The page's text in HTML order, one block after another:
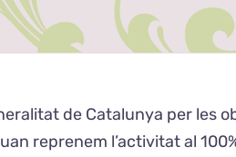
de Catalunya per les
reprenem l’activitat al